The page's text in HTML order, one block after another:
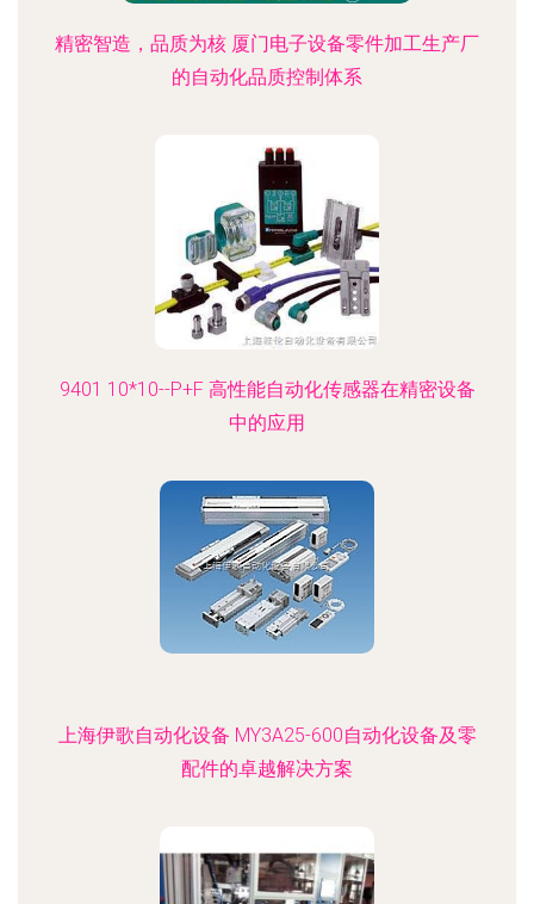
精密智造，品质为核 厦门电子设备零件加工生产厂
的自动化品质控制体系
9401 10*10--P+F 高性能自动化传感器在精密设备
中的应用
上海伊歌自动化设备 MY3A25-600自动化设备及零
配件的卓越解决方案